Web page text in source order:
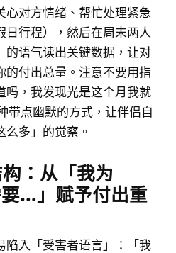
心对方情绪、帮忙处理紧急
日行程），然后在周末两人
的语气读出关键数据，让对
的付出总量。注意不要用指
吗，我发现光是这个月我就
带点幽默的方式，让伴侣自
多」的觉察。
：从「我为
…」赋予付出重
陷入「受害者语言」：「我